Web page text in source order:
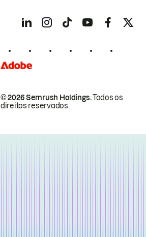
© 2026 Semrush Holdings.Todos os
direitos reservados.